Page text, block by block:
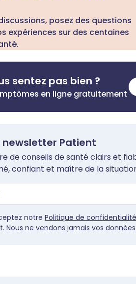
posez des questions
expériences sur des centaines
sentez pas bien ?
en ligne gratuitement
Patient
de conseils de santé clairs et
confiant et maître de la
notre Politique de confidentialité
ne vendons jamais vos données.